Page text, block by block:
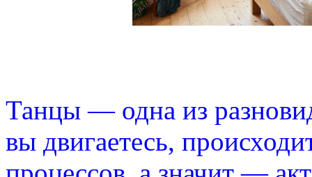
Танцы — одна из
вы двигаетесь,